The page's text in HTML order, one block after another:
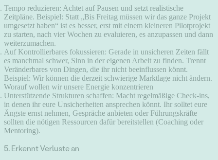
Tempo reduzieren: Achtet auf Pausen und setzt realistische
Zeitpläne. Beispiel: Statt „Bis Freitag müssen wir das ganze Projekt
umgesetzt haben“ ist es besser, erst mit einem kleineren Pilotprojekt
zu starten, nach vier Wochen zu evaluieren, es anzupassen und dann
weiterzumachen.
Auf Kontrollierbares fokussieren: Gerade in unsicheren Zeiten fällt
es manchmal schwer, Sinn in der eigenen Arbeit zu finden. Trennt
Veränderbares von Dingen, die ihr nicht beeinflussen könnt.
Beispiel: Wir können die derzeit schwierige Marktlage nicht ändern.
Worauf wollen wir unsere Energie konzentrieren
Unterstützende Strukturen schaffen: Macht regelmäßige Check-ins,
in denen ihr eure Unsicherheiten ansprechen könnt. Ihr solltet eure
Ängste ernst nehmen, Gespräche anbieten oder Führungskräfte
sollten die nötigen Ressourcen dafür bereitstellen (Coaching oder
Mentoring).
5. Erkennt Verluste an